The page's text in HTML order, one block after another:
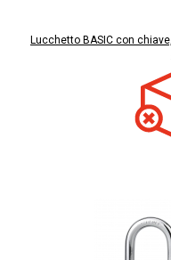
Lucchetto BASIC con